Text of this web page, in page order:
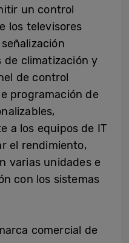
un control
los televisores
de climatización y
de control
programación de
a los equipos de IT
el rendimiento,
varias unidades e
con los sistemas
comercial de